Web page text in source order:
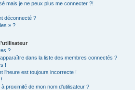
mais je ne peux plus me connecter ?!
déconnecté ?
» ?
?
dans la liste des membres connectés ?
!
l’heure est toujours incorrecte !
proximité de mon nom d’utilisateur ?